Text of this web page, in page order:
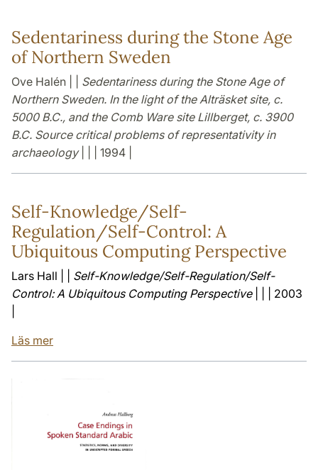
Sedentariness during the Stone Age
of Northern Sweden
Ove Halén | | Sedentariness during the Stone Age of
Northern Sweden. In the light of the Alträsket site, c.
5000 B.C., and the Comb Ware site Lillberget, c. 3900
B.C. Source critical problems of representativity in
archaeology| | | 1994 |
Self-Knowledge/Self-
Regulation/Self-Control: A
Ubiquitous Computing Perspective
Lars Hall | | Self-Knowledge/Self-Regulation/Self-
Control: A Ubiquitous Computing Perspective| | | 2003
Läs mer